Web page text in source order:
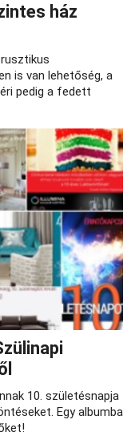
ház
is van lehetőség, a
pedig a fedett
10. születésnapja
Egy albumba